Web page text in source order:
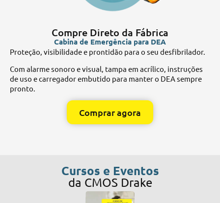
Compre Direto da Fábrica
Cabina de Emergência para DEA
Proteção, visibilidade e prontidão para o seu desfibrilador.
Com alarme sonoro e visual, tampa em acrílico, instruções
de uso e carregador embutido para manter o DEA sempre
pronto.
Comprar agora
Cursos e Eventos
da CMOS Drake